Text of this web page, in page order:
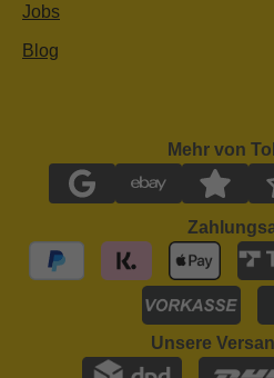
Jobs
Blog
Mehr von
Unsere